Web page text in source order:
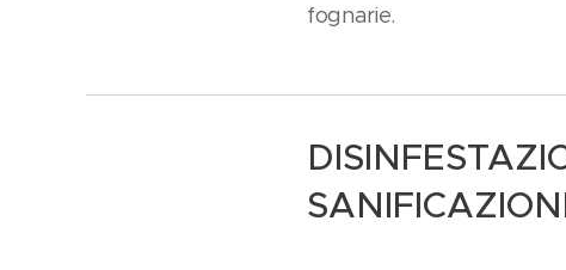
fognarie.